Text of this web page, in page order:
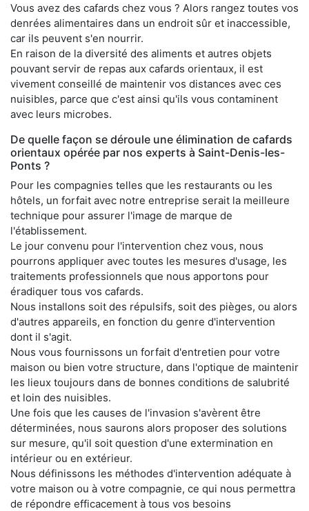
Vous avez des cafards chez vous ? Alors rangez toutes vos
denrées alimentaires dans un endroit sûr et inaccessible,
car ils peuvent s'en nourrir.
En raison de la diversité des aliments et autres objets
pouvant servir de repas aux cafards orientaux, il est
vivement conseillé de maintenir vos distances avec ces
nuisibles, parce que c'est ainsi qu'ils vous contaminent
avec leurs microbes.
De quelle façon se déroule une élimination de cafards
orientaux opérée par nos experts à Saint-Denis-les-
Ponts ?
Pour les compagnies telles que les restaurants ou les
hôtels, un forfait avec notre entreprise serait la meilleure
technique pour assurer l'image de marque de
l'établissement.
Le jour convenu pour l'intervention chez vous, nous
pourrons appliquer avec toutes les mesures d'usage, les
traitements professionnels que nous apportons pour
éradiquer tous vos cafards.
Nous installons soit des répulsifs, soit des pièges, ou alors
d'autres appareils, en fonction du genre d'intervention
dont il s'agit.
Nous vous fournissons un forfait d'entretien pour votre
maison ou bien votre structure, dans l'optique de maintenir
les lieux toujours dans de bonnes conditions de salubrité
et loin des nuisibles.
Une fois que les causes de l'invasion s'avèrent être
déterminées, nous saurons alors proposer des solutions
sur mesure, qu'il soit question d'une extermination en
intérieur ou en extérieur.
Nous définissons les méthodes d'intervention adéquate à
votre maison ou à votre compagnie, ce qui nous permettra
de répondre efficacement à tous vos besoins